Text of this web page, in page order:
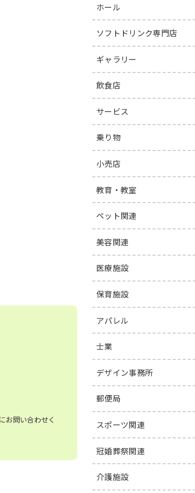
お問い合わせく
ホール
ソフトドリンク専門店
ギャラリー
飲食店
サービス
乗り物
小売店
教育・教室
ペット関連
美容関連
医療施設
保育施設
アパレル
士業
デザイン事務所
郵便局
スポーツ関連
冠婚葬祭関連
介護施設